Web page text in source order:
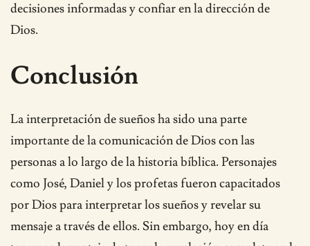
decisiones informadas y confiar en la dirección de
Dios.
Conclusión
La interpretación de sueños ha sido una parte
importante de la comunicación de Dios con las
personas a lo largo de la historia bíblica. Personajes
como José, Daniel y los profetas fueron capacitados
por Dios para interpretar los sueños y revelar su
mensaje a través de ellos. Sin embargo, hoy en día